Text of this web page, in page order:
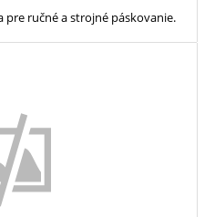
ručné a strojné páskovanie.